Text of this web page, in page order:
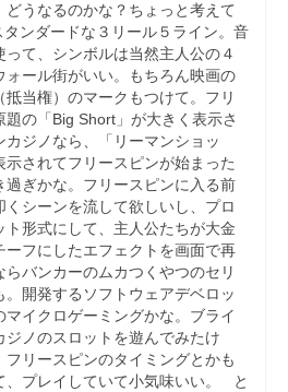
うなるのかな？ちょっと考えて
ンダードな３リール５ライン。音
て、シンボルは当然主人公の４
ォール街がいい。もちろん映画の
当権）のマークもつけて。フリ
の「Big Short」が大きく表示さ
ジノなら、「リーマンショッ
されてフリースピンが始まった
過ぎかな。フリースピンに入る前
シーンを流して欲しいし、プロ
ト形式にして、主人公たちが大金
ーフにしたエフェクトを画面で再
バンカーのムカつくやつのセリ
開発するソフトウェアデベロッ
イクロゲーミングかな。ブライ
ジノのスロットを遊んでみたけ
リースピンのタイミングとかも
、プレイしていて小気味いい。 と